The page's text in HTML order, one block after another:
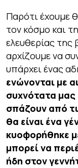
Παρότι έχουμε
τον κόσμο και
ελευθερίας της
αρχίζουμε να
υπάρχει ένας
ενώνονται με
συχνότατα μας
σπάζουν από
θα είναι ένα
κυοφορήθηκε
μπορεί να
ήδη στον